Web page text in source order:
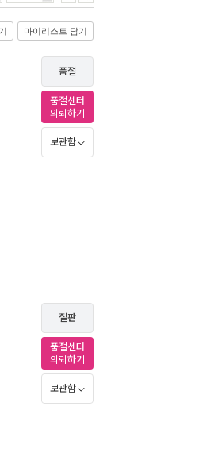
마이리스트 담기
품절
품절센터
의뢰하기
보관함
절판
품절센터
의뢰하기
보관함